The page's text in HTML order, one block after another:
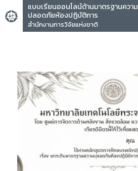
แบบเรียนออนไลน์ด้านมาตรฐานความ
ปลอดภัยห้องปฏิบัติการ
สำนักงานการวิจัยแห่งชาติ
คุณ